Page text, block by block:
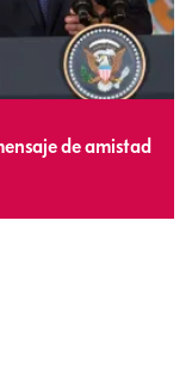
de amistad